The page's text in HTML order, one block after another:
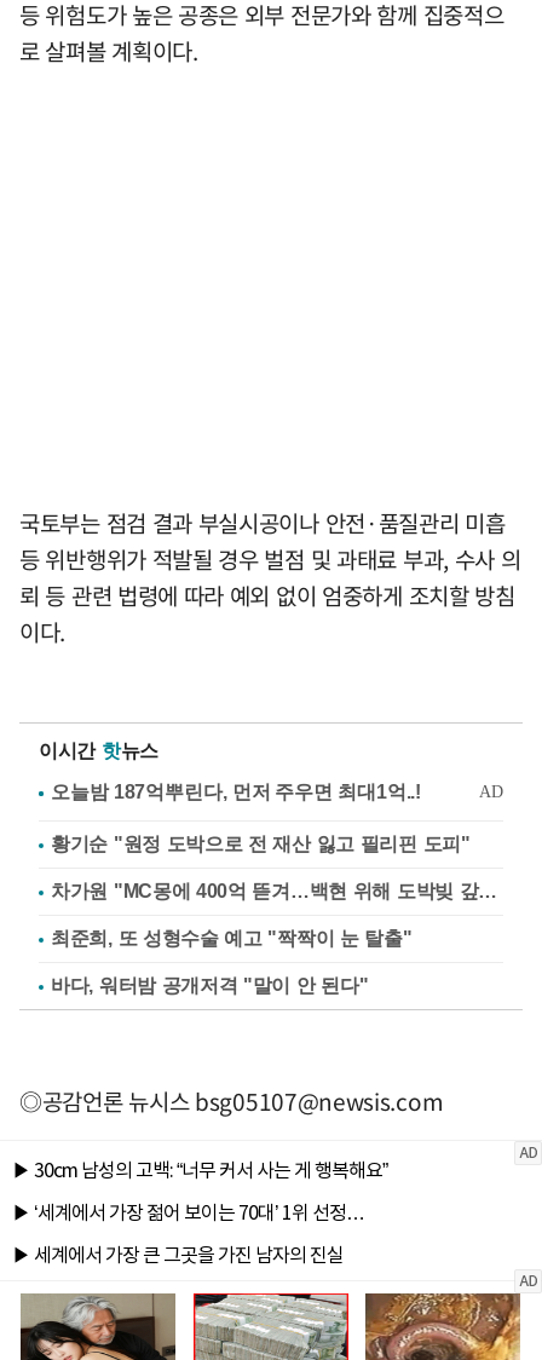
등 위험도가 높은 공종은 외부 전문가와 함께 집중적으
로 살펴볼 계획이다.
국토부는 점검 결과 부실시공이나 안전·품질관리 미흡
등 위반행위가 적발될 경우 벌점 및 과태료 부과, 수사 의
뢰 등 관련 법령에 따라 예외 없이 엄중하게 조치할 방침
이다.
이시간 핫뉴스
황기순 "원정 도박으로 전 재산 잃고 필리핀 도피"
차가원 "MC몽에 400억 뜯겨…백현 위해 도박빚 갚아줘"
최준희, 또 성형수술 예고 "짝짝이 눈 탈출"
바다, 워터밤 공개저격 "말이 안 된다"
◎공감언론 뉴시스bsg05107@newsis.com